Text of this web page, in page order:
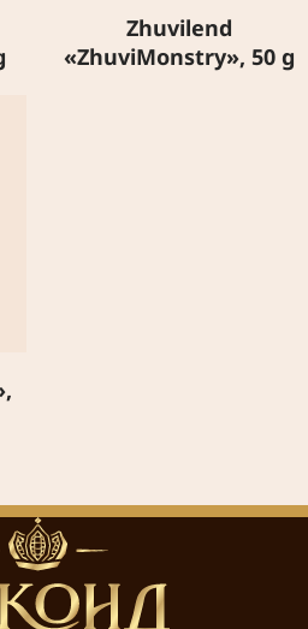
Zhuvilend
«ZhuviMonstry», 50 g